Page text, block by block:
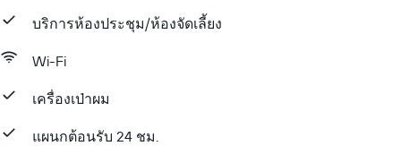
บริการห้องประชุม/ห้องจัดเลี้ยง
Wi-Fi
เครื่องเป่าผม
แผนกต้อนรับ 24 ชม.